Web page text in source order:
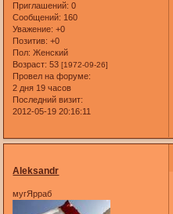
Приглашений: 0
Сообщений: 160
Уважение: +0
Позитив: +0
Пол: Женский
Возраст: 53[1972-09-26]
Провел на форуме:
2 дня 19 часов
Последний визит:
2012-05-19 20:16:11
Aleksandr
мугЯрраб